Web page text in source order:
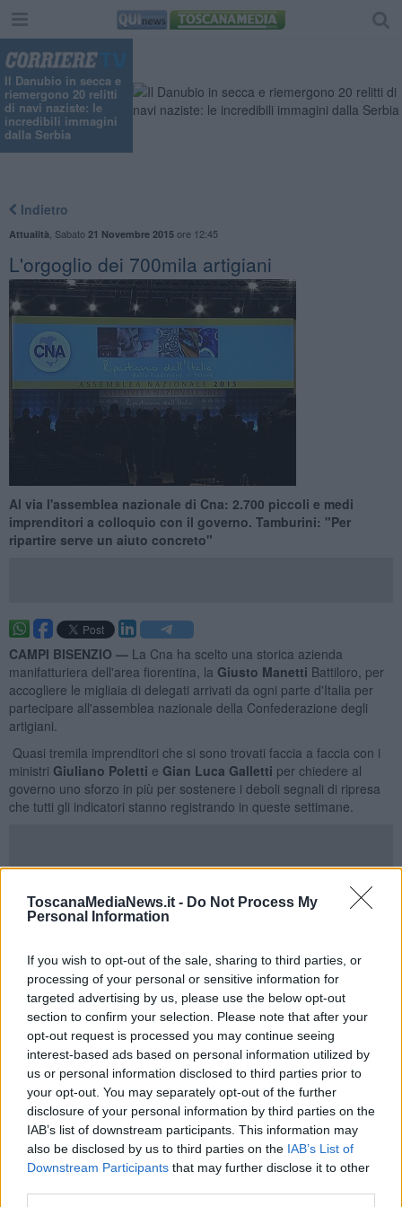
ToscanaMediaNews.it - Do Not Process My
Personal Information
If you wish to opt-out of the sale, sharing to third parties, or
processing of your personal or sensitive information for
targeted advertising by us, please use the below opt-out
section to confirm your selection. Please note that after your
opt-out request is processed you may continue seeing
interest-based ads based on personal information utilized by
us or personal information disclosed to third parties prior to
your opt-out. You may separately opt-out of the further
disclosure of your personal information by third parties on the
IAB’s list of downstream participants. This information may
also be disclosed by us to third parties on the IAB’s List of
Downstream Participants that may further disclose it to other
Il Danubio in secca e
riemergono 20 relitti
di navi naziste: le
incredibili immagini
dalla Serbia
Indietro
Attualità Sabato 21 Novembre 2015ore 12:45
L'orgoglio dei 700mila artigiani
Al via l'assemblea nazionale di Cna: 2.700 piccoli e medi
imprenditori a colloquio con il governo. Tamburini: "Per
ripartire serve un aiuto concreto"
CAMPI BISENZIO — La Cna ha scelto una storica azienda
manifatturiera dell'area fiorentina, la Giusto Manetti Battiloro, per
accogliere le migliaia di delegati arrivati da ogni parte d'Italia per
partecipare all'assemblea nazionale della Confederazione degli
artigiani.
Quasi tremila imprenditori che si sono trovati faccia a faccia con i
ministri Giuliano Poletti e Gian Luca Galletti per chiedere al
governo uno sforzo in più per sostenere i deboli segnali di ripresa
che tutti gli indicatori stanno registrando in queste settimane.
- ha
spiegato il presidente di Cna Daniele Vaccarino -, producono il 45
per cento del valore aggiunto e danno lavoro a 11 milioni e 300.000
casi si tratta di contratti stabili".
Un titolo di merito, con la Cna che rappresenta 700mila artigiani di
cui oltre 45mila in Toscana.
"Il Governo con il disegno di legge di stabilità ha presentato una
manovra finalmente dal carattere espansivo - ha concesso
Vaccarino - ma la pressione fiscale rimane il vero nodo da
sciogliere. Pagamento dopo pagamento, arriviamo a una
tassazione totale che supera il 62,2 per cento degli utili
Questa lettura nazionale fa il paio con una più propriamente
toscana, con il presidente regionaleValter Tamburini che ha
chiesto nuovamente al governatoreEnrico Rossi, anche lui